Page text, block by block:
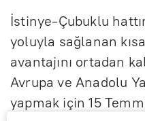
İstinye-Çubuklu
yoluyla sağlanan
avantajını ortadan
Avrupa ve Anadolu
yapmak için 15